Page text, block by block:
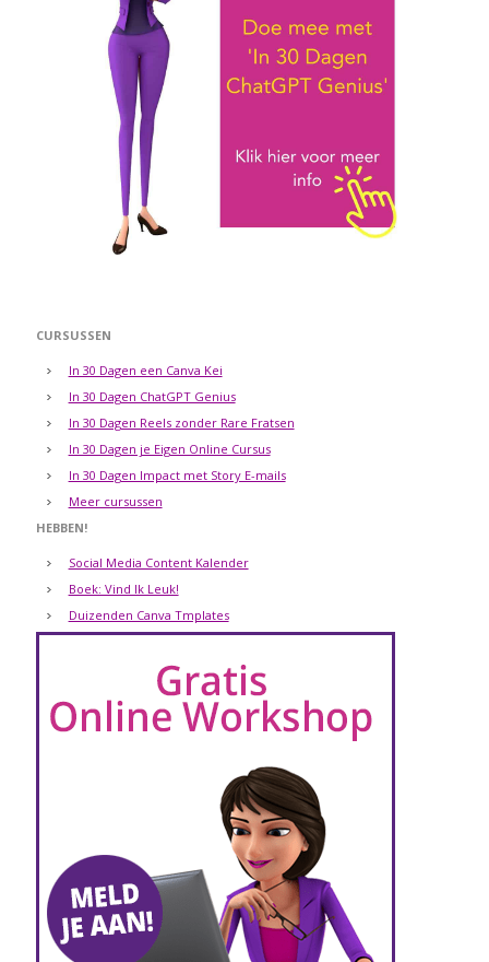
CURSUSSEN
In 30 Dagen een Canva Kei
In 30 Dagen ChatGPT Genius
In 30 Dagen Reels zonder Rare Fratsen
In 30 Dagen je Eigen Online Cursus
In 30 Dagen Impact met Story E-mails
Meer cursussen
HEBBEN!
Social Media Content Kalender
Boek: Vind Ik Leuk!
Duizenden Canva Tmplates